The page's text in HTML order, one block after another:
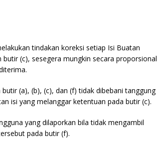
tindakan koreksi setiap Isi Buatan
(c), sesegera mungkin secara proporsional
(a), (b), (c), dan (f) tidak dibebani tanggung
isi yang melanggar ketentuan pada butir (c).
yang dilaporkan bila tidak mengambil
pada butir (f).